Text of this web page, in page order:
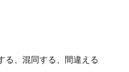
る、混同する、間違える